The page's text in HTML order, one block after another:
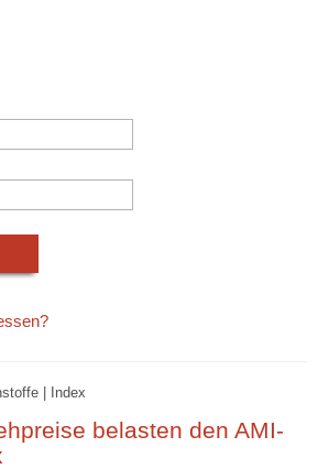
| Index
belasten den AMI-